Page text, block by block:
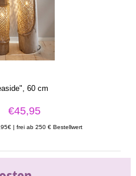
60 cm
€45,95
| frei ab 250 € Bestellwert